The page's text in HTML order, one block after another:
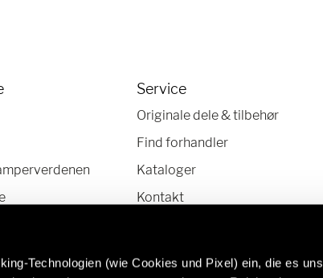
Technologien (wie Cookies und Pixel) ein, die es uns
Service
Originale dele & tilbehør
Find forhandler
Kataloger
Kontakt